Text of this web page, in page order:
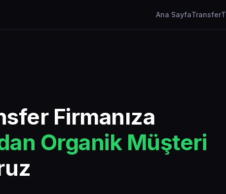
Ana SayfaTransfer
Firmanıza
Organik Müşteri